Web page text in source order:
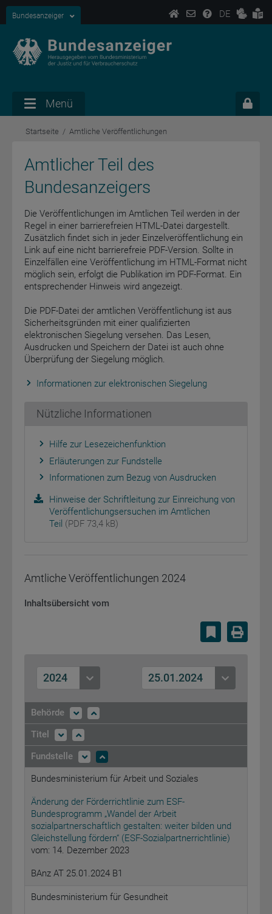
Bundesanzeiger DE
Menü
Startseite Amtliche Veröffentlichungen
Amtlicher Teil des
Bundesanzeigers
Die Veröffentlichungen im Amtlichen Teil werden in der
Regel in einer barrierefreien HTML-Datei dargestellt.
Zusätzlich findet sich in jeder Einzelveröffentlichung ein
Link auf eine nicht barrierefreie PDF-Version. Sollte in
Einzelfällen eine Veröffentlichung im HTML-Format nicht
möglich sein, erfolgt die Publikation im PDF-Format. Ein
entsprechender Hinweis wird angezeigt.
Die PDF-Datei der amtlichen Veröffentlichung ist aus
Sicherheitsgründen mit einer qualifizierten
elektronischen Siegelung versehen. Das Lesen,
Ausdrucken und Speichern der Datei ist auch ohne
Überprüfung der Siegelung möglich.
Informationen zur elektronischen Siegelung
Nützliche Informationen
Hilfe zur Lesezeichenfunktion
Erläuterungen zur Fundstelle
Informationen zum Bezug von Ausdrucken
Hinweise der Schriftleitung zur Einreichung von
Veröffentlichungsersuchen im Amtlichen
Teil (PDF 73,4 kB)
Amtliche Veröffentlichungen 2024
Inhaltsübersicht vom
2024 25.01.2024
Behörde
Titel
Fundstelle
Bundesministerium für Arbeit und Soziales
Änderung der Förderrichtlinie zum ESF-
Bundesprogramm „Wandel der Arbeit
sozialpartnerschaftlich gestalten: weiter bilden und
Gleichstellung fördern“ (ESF-Sozialpartnerrichtlinie)
vom: 14. Dezember 2023
BAnz AT 25.01.2024 B1
Bundesministerium für Gesundheit